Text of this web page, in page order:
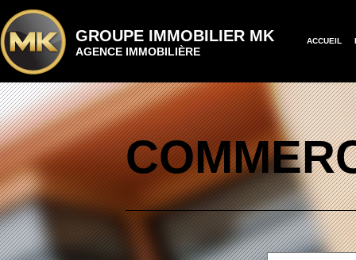
GROUPE IMMOBILIER MK
AGENCE IMMOBILIÈRE
ACCUEIL